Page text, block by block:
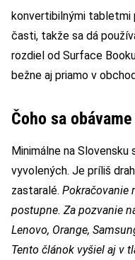
konvertibilnými tabletmi
časti, takže sa dá
rozdiel od Surface
bežne aj priamo v
Čoho sa obávame
Minimálne na
vyvolených. Je príliš
zastaralé. Pokračovanie
postupne. Za pozvanie
Lenovo, Orange,
Tento článok vyšiel aj v